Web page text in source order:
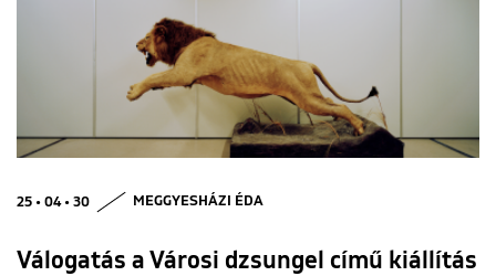
25 • 04 • 30 MEGGYESHÁZI ÉDA
Válogatás a Városi dzsungel című kiállítás